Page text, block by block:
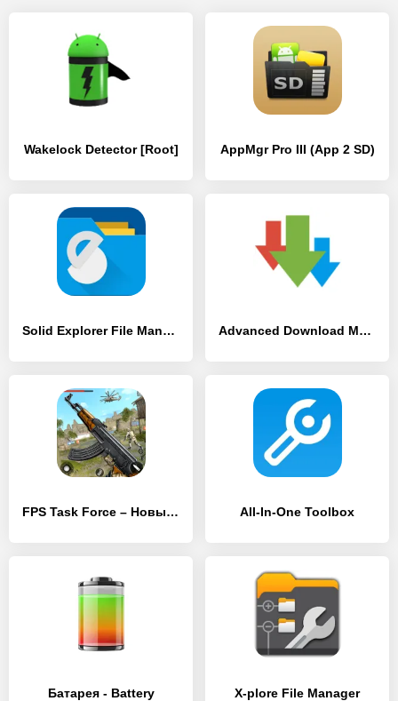
Wakelock Detector [Root] AppMgr Pro III (App 2 SD)
Solid Explorer File Manager Advanced Download Manager
FPS Task Force – Новые бесплатные Экшн-игры 2020 All-In-One Toolbox
Батарея - Battery X-plore File Manager